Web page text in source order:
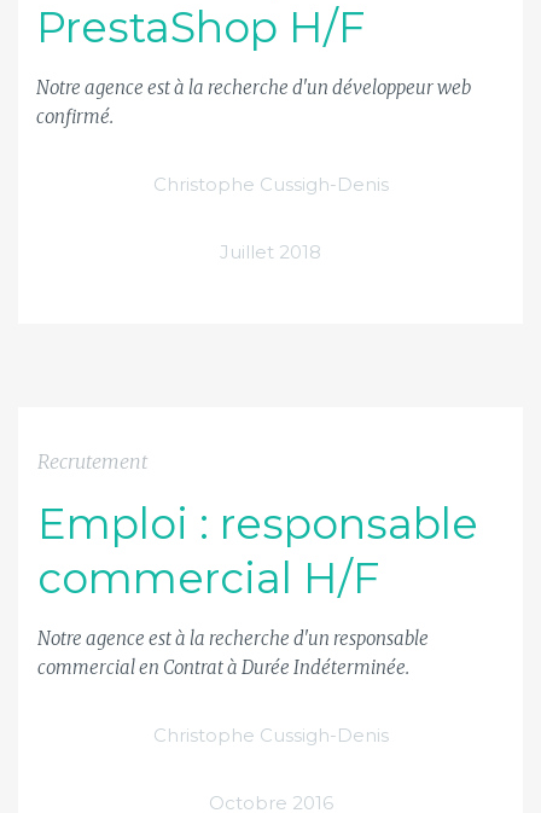
PrestaShop H/F
Notre agence est à la recherche d'un développeur web
confirmé.
Christophe Cussigh-Denis
Juillet 2018
Recrutement
Emploi : responsable
commercial H/F
Notre agence est à la recherche d'un responsable
commercial en Contrat à Durée Indéterminée.
Christophe Cussigh-Denis
Octobre 2016